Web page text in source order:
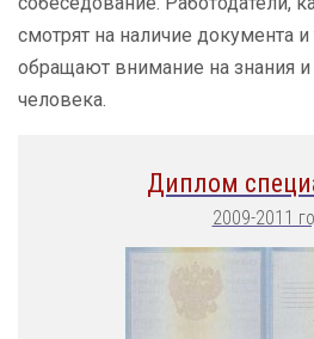
смотрят на наличие документа
обращают внимание на знания
человека.
Диплом
2009-2011